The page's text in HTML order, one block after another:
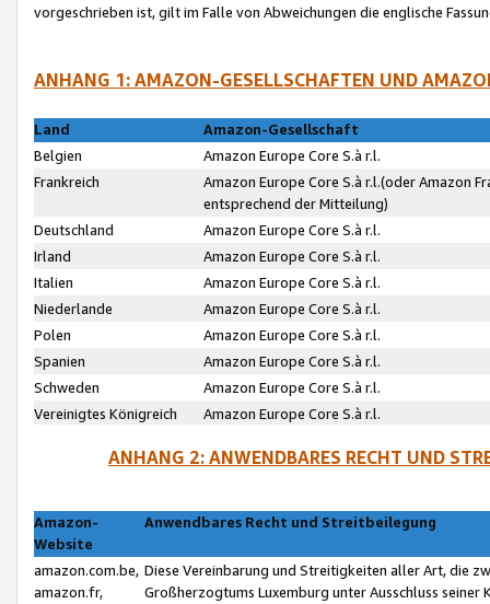
vorgeschrieben ist, gilt im Falle von Abweichungen die englische
ANHANG 1: AMAZON-GESELLSCHAFTEN UND
Land
Amazon-Gesellschaft
Belgien
Amazon Europe Core S.à r.l.
Frankreich
Amazon Europe Core S.à r.l.(oder Amazon
entsprechend der Mitteilung)
Deutschland
Amazon Europe Core S.à r.l.
Irland
Amazon Europe Core S.à r.l.
Italien
Amazon Europe Core S.à r.l.
Niederlande
Amazon Europe Core S.à r.l.
Polen
Amazon Europe Core S.à r.l.
Spanien
Amazon Europe Core S.à r.l.
Schweden
Amazon Europe Core S.à r.l.
Vereinigtes Königreich
Amazon Europe Core S.à r.l.
ANHANG 2: ANWENDBARES RECHT UND
Amazon-
Website
Anwendbares Recht und Streitbeilegung
amazon.com.be,
amazon.fr,
Diese Vereinbarung und Streitigkeiten aller Art, die
Großherzogtums Luxemburg unter Ausschluss